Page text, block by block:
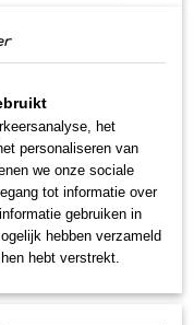
het
personaliseren van
we onze sociale
tot informatie over
gebruiken in
hebben verzameld
hebt verstrekt.